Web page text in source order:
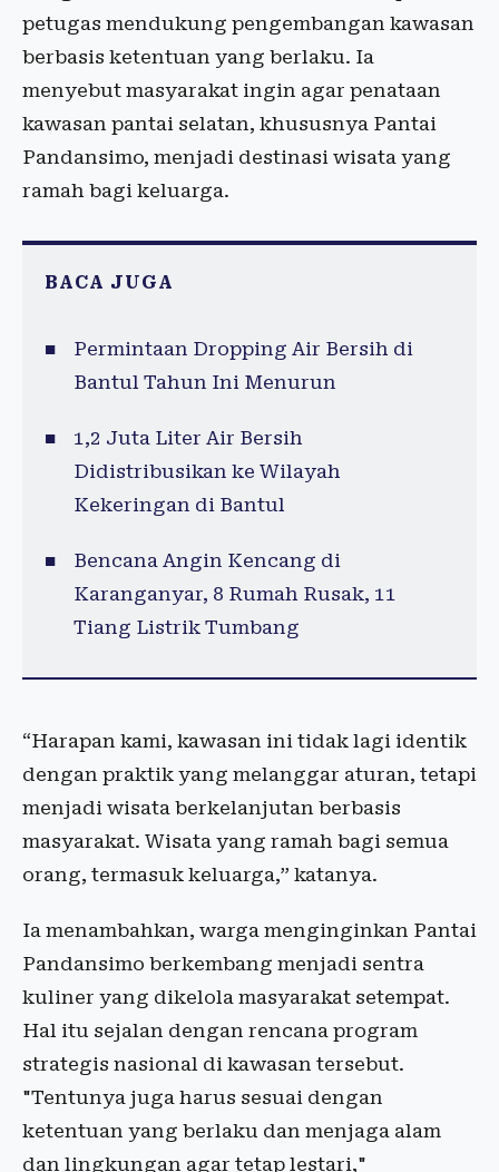
petugas mendukung pengembangan kawasan
berbasis ketentuan yang berlaku. Ia
menyebut masyarakat ingin agar penataan
kawasan pantai selatan, khususnya Pantai
Pandansimo, menjadi destinasi wisata yang
ramah bagi keluarga.
BACA JUGA
Permintaan Dropping Air Bersih di
Bantul Tahun Ini Menurun
1,2 Juta Liter Air Bersih
Didistribusikan ke Wilayah
Kekeringan di Bantul
Bencana Angin Kencang di
Karanganyar, 8 Rumah Rusak, 11
Tiang Listrik Tumbang
“Harapan kami, kawasan ini tidak lagi identik
dengan praktik yang melanggar aturan, tetapi
menjadi wisata berkelanjutan berbasis
masyarakat. Wisata yang ramah bagi semua
orang, termasuk keluarga,” katanya.
Ia menambahkan, warga menginginkan Pantai
Pandansimo berkembang menjadi sentra
kuliner yang dikelola masyarakat setempat.
Hal itu sejalan dengan rencana program
strategis nasional di kawasan tersebut.
"Tentunya juga harus sesuai dengan
ketentuan yang berlaku dan menjaga alam
dan lingkungan agar tetap lestari,"